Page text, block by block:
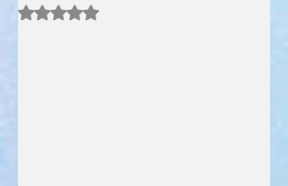
Obtuvo NaN de 5 estrellas.